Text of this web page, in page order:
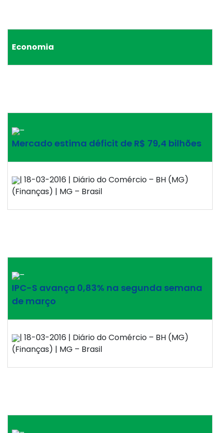
Economia
–
Mercado estima déficit de R$ 79,4 bilhões
| 18-03-2016 | Diário do Comércio – BH (MG)
(Finanças) | MG – Brasil
–
IPC-S avança 0,83% na segunda semana
de março
| 18-03-2016 | Diário do Comércio – BH (MG)
(Finanças) | MG – Brasil